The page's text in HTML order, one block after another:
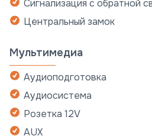
Сигнализация с обратной
Центральный замок
Мультимедиа
Аудиоподготовка
Аудиосистема
Розетка 12V
AUX